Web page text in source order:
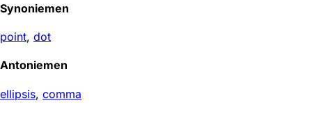
Synoniemen
point, dot
Antoniemen
ellipsis, comma